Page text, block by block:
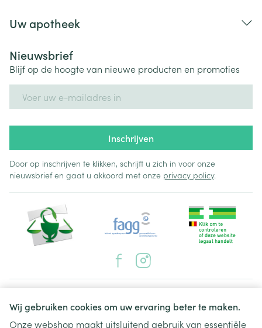
Wij gebruiken cookies om uw ervaring beter te maken.
Onze webshop maakt uitsluitend gebruik van essentiële
Uw apotheek
Nieuwsbrief
Blijf op de hoogte van nieuwe producten en promoties
Inschrijven
Door op inschrijven te klikken, schrijft u zich in voor onze
nieuwsbrief en gaat u akkoord met onze privacy policy.
Juridische links